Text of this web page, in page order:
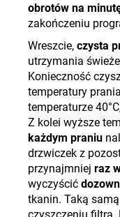
obrotów na
zakończeniu
Wreszcie, czysta
utrzymania
Konieczność
temperatury
temperaturze
Z kolei wyższe
każdym praniu
drzwiczek z
przynajmniej raz
wyczyścić
tkanin. Taką